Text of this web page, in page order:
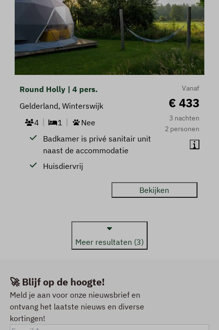
Vanaf
€ 433
3 nachten
2 personen
Round Holly | 4 pers.
Gelderland, Winterswijk
4
1
Nee
Badkamer is privé sanitair unit
naast de accommodatie
Huisdiervrij
Bekijken
Meer resultaten (3)
🚀 Blijf op de hoogte!
Meld je aan voor onze nieuwsbrief en
ontvang het laatste nieuws en diverse
kortingen!